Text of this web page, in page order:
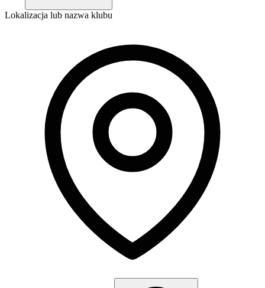
Lokalizacja lub nazwa klubu